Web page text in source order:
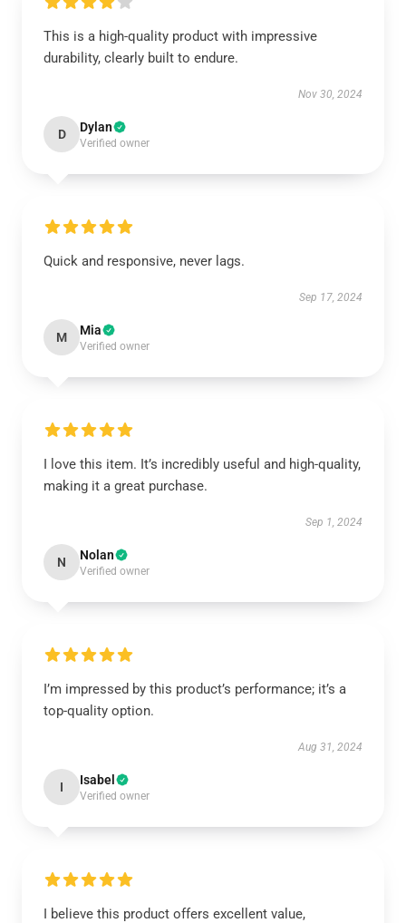
This is a high-quality product with impressive
durability, clearly built to endure.
Nov 30, 2024
D Dylan
Verified owner
Quick and responsive, never lags.
Sep 17, 2024
M Mia
Verified owner
I love this item. It’s incredibly useful and high-quality,
making it a great purchase.
Sep 1, 2024
N Nolan
Verified owner
I’m impressed by this product’s performance; it’s a
top-quality option.
Aug 31, 2024
I Isabel
Verified owner
I believe this product offers excellent value,